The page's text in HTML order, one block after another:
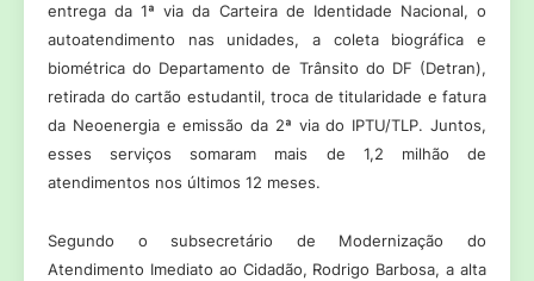
entrega da 1ª via da Carteira de Identidade Nacional, o
autoatendimento nas unidades, a coleta biográfica e
biométrica do Departamento de Trânsito do DF (Detran),
retirada do cartão estudantil, troca de titularidade e fatura
da Neoenergia e emissão da 2ª via do IPTU/TLP. Juntos,
esses serviços somaram mais de 1,2 milhão de
atendimentos nos últimos 12 meses.
Segundo o subsecretário de Modernização do
Atendimento Imediato ao Cidadão, Rodrigo Barbosa, a alta